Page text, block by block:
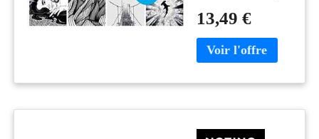
PYRAMYD, medium :
Taschenbuch,
numberOfPages : 208,
03-19, translators :
ISBN : 2350174700
13,49 €